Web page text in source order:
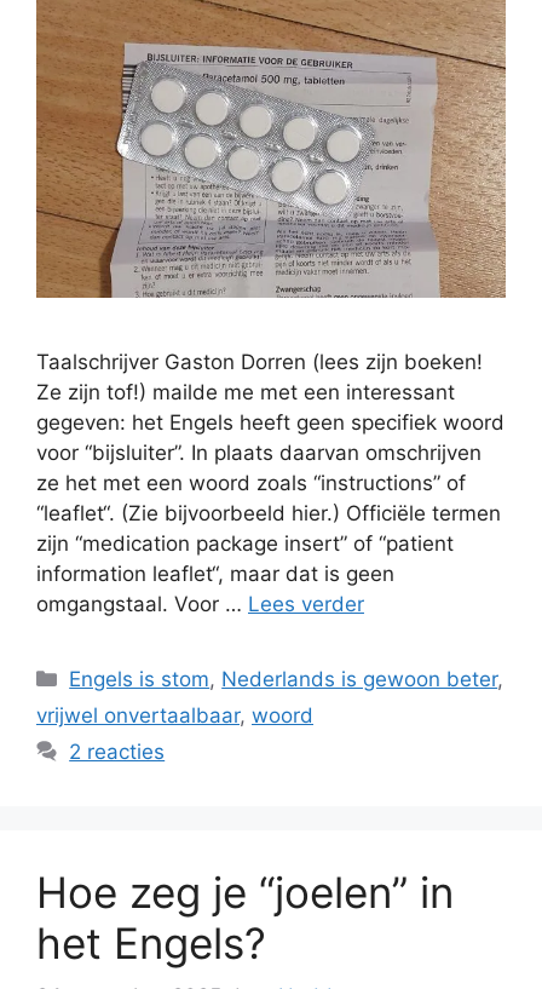
Taalschrijver Gaston Dorren (lees zijn boeken!
Ze zijn tof!) mailde me met een interessant
gegeven: het Engels heeft geen specifiek woord
voor “bijsluiter”. In plaats daarvan omschrijven
ze het met een woord zoals “instructions” of
“leaflet“. (Zie bijvoorbeeld hier.) Officiële termen
zijn “medication package insert” of “patient
information leaflet“, maar dat is geen
omgangstaal. Voor … Lees verder
Categorieën
Engels is stom, Nederlands is gewoon beter,
vrijwel onvertaalbaar, woord
2 reacties
Hoe zeg je “joelen” in
het Engels?